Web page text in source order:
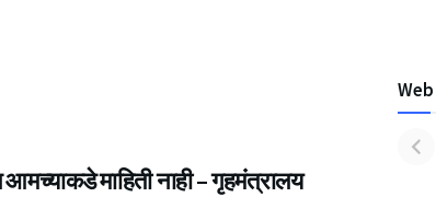
माहिती नाही – गृहमंत्रालय